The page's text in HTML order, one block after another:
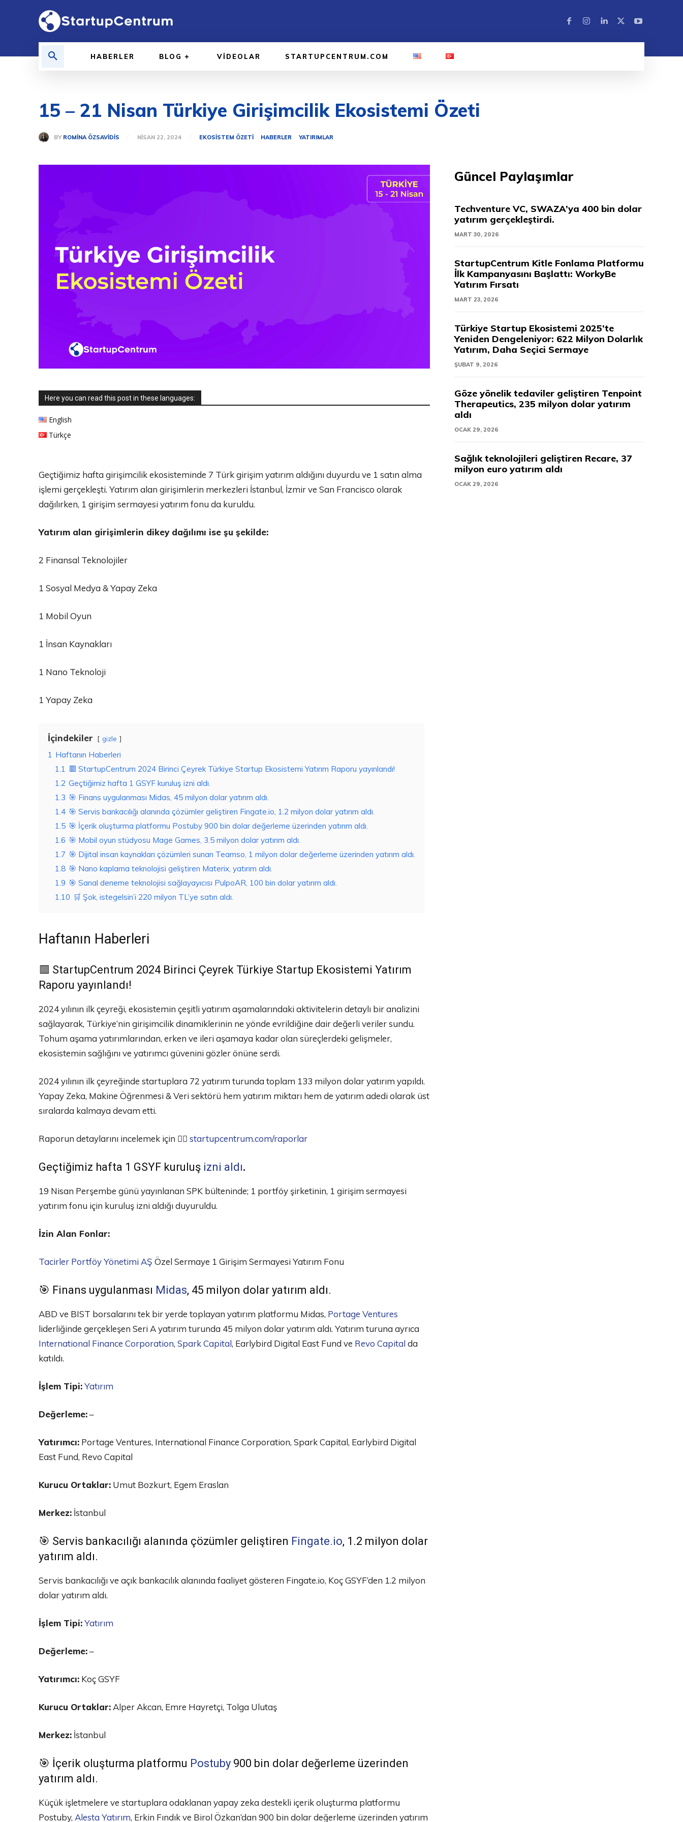
HABERLER BLOG VIDEOLAR STARTUPCENTRUM.COM
15 – 21 Nisan Türkiye Girişimcilik Ekosistemi Özeti
BY ROMINA ÖZSAVIDIS NISAN 22, 2024 EKOSISTEM ÖZETI HABERLER YATIRIMLAR
Here you can read this post in these languages:
English
Türkçe
Geçtiğimiz hafta girişimcilik ekosisteminde 7 Türk girişim yatırım aldığını duyurdu ve 1 satın alma
işlemi gerçekleşti. Yatırım alan girişimlerin merkezleri İstanbul, İzmir ve San Francisco olarak
dağılırken, 1 girişim sermayesi yatırım fonu da kuruldu.
Yatırım alan girişimlerin dikey dağılımı ise şu şekilde:
2 Finansal Teknolojiler
1 Sosyal Medya & Yapay Zeka
1 Mobil Oyun
1 İnsan Kaynakları
1 Nano Teknoloji
1 Yapay Zeka
İçindekiler gizle
1 Haftanın Haberleri
1.1
🟥 StartupCentrum 2024 Birinci Çeyrek Türkiye Startup Ekosistemi Yatırım Raporu yayınlandı!
1.2 Geçtiğimiz hafta 1 GSYF kuruluş izni aldı.
1.3 🎯 Finans uygulanması Midas, 45 milyon dolar yatırım aldı.
1.4 🎯 Servis bankacılığı alanında çözümler geliştiren Fingate.io, 1.2 milyon dolar yatırım aldı.
1.5 🎯 İçerik oluşturma platformu Postuby 900 bin dolar değerleme üzerinden yatırım aldı.
1.6 🎯 Mobil oyun stüdyosu Mage Games, 3.5 milyon dolar yatırım aldı.
1.7 🎯 Dijital insan kaynakları çözümleri sunan Teamso, 1 milyon dolar değerleme üzerinden yatırım aldı.
1.8 🎯 Nano kaplama teknolojisi geliştiren Materix, yatırım aldı.
1.9 🎯 Sanal deneme teknolojisi sağlayayıcısı PulpoAR, 100 bin dolar yatırım aldı.
1.10 🛒 Şok, istegelsin’i 220 milyon TL’ye satın aldı.
Haftanın Haberleri
🟥 StartupCentrum 2024 Birinci Çeyrek Türkiye Startup Ekosistemi Yatırım
Raporu yayınlandı!
2024 yılının ilk çeyreği, ekosistemin çeşitli yatırım aşamalarındaki aktivitelerin detaylı bir analizini
sağlayarak, Türkiye’nin girişimcilik dinamiklerinin ne yönde evrildiğine dair değerli veriler sundu.
Tohum aşama yatırımlarından, erken ve ileri aşamaya kadar olan süreçlerdeki gelişmeler,
ekosistemin sağlığını ve yatırımcı güvenini gözler önüne serdi.
2024 yılının ilk çeyreğinde startuplara 72 yatırım turunda toplam 133 milyon dolar yatırım yapıldı.
Yapay Zeka, Makine Öğrenmesi & Veri sektörü hem yatırım miktarı hem de yatırım adedi olarak üst
sıralarda kalmaya devam etti.
Raporun detaylarını incelemek için 👉🏻 startupcentrum.com/raporlar
Geçtiğimiz hafta 1 GSYF kuruluş izni aldı.
19 Nisan Perşembe günü yayınlanan SPK bülteninde; 1 portföy şirketinin, 1 girişim sermayesi
yatırım fonu için kuruluş izni aldığı duyuruldu.
İzin Alan Fonlar:
Tacirler Portföy Yönetimi AŞ Özel Sermaye 1 Girişim Sermayesi Yatırım Fonu
🎯 Finans uygulanması Midas, 45 milyon dolar yatırım aldı.
ABD ve BIST borsalarını tek bir yerde toplayan yatırım platformu Midas, Portage Ventures
liderliğinde gerçekleşen Seri A yatırım turunda 45 milyon dolar yatırım aldı. Yatırım turuna ayrıca
International Finance Corporation, Spark Capital, Earlybird Digital East Fund ve Revo Capitalda
katıldı.
İşlem Tipi:Yatırım
Değerleme:–
Yatırımcı: Portage Ventures, International Finance Corporation, Spark Capital, Earlybird Digital
East Fund, Revo Capital
Kurucu Ortaklar: Umut Bozkurt, Egem Eraslan
Merkez: İstanbul
🎯 Servis bankacılığı alanında çözümler geliştiren Fingate.io, 1.2 milyon dolar
yatırım aldı.
Servis bankacılığı ve açık bankacılık alanında faaliyet gösteren Fingate.io, Koç GSYF’den 1.2 milyon
dolar yatırım aldı.
İşlem Tipi:Yatırım
Değerleme:–
Yatırımcı: Koç GSYF
Kurucu Ortaklar: Alper Akcan, Emre Hayretçi, Tolga Ulutaş
Merkez: İstanbul
🎯 İçerik oluşturma platformu Postuby 900 bin dolar değerleme üzerinden
yatırım aldı.
Küçük işletmelere ve startuplara odaklanan yapay zeka destekli içerik oluşturma platformu
Postuby, Alesta Yatırım, Erkin Fındık ve Birol Özkan’dan 900 bin dolar değerleme üzerinden yatırım
Güncel Paylaşımlar
Techventure VC, SWAZA’ya 400 bin dolar
yatırım gerçekleştirdi.
MART 30, 2026
StartupCentrum Kitle Fonlama Platformu
İlk Kampanyasını Başlattı: WorkyBe
Yatırım Fırsatı
MART 23, 2026
Türkiye Startup Ekosistemi 2025’te
Yeniden Dengeleniyor: 622 Milyon Dolarlık
Yatırım, Daha Seçici Sermaye
ŞUBAT 9, 2026
Göze yönelik tedaviler geliştiren Tenpoint
Therapeutics, 235 milyon dolar yatırım
aldı
OCAK 29, 2026
Sağlık teknolojileri geliştiren Recare, 37
milyon euro yatırım aldı
OCAK 29, 2026